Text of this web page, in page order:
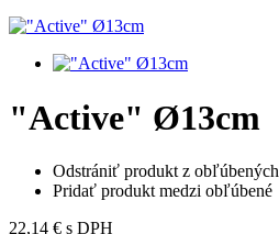
"Active" Ø13cm
Odstrániť produkt z obľúbených
Pridať produkt medzi obľúbené
22,14 € s DPH